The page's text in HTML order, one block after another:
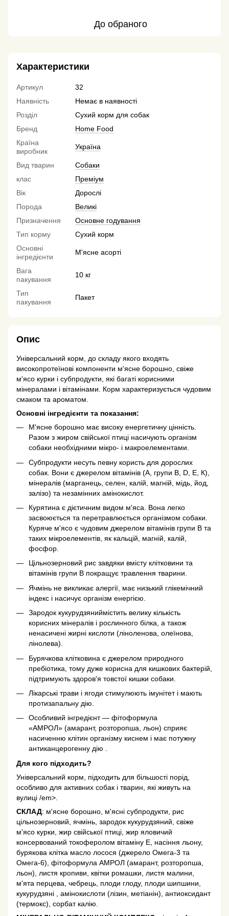
До обраного
Характеристики
Артикул
32
Наявність
Немає в наявності
Розділ
Сухий корм для собак
Бренд
Home Food
Країна
виробник
Україна
Вид тварин
Собаки
клас
Преміум
Вік
Дорослі
Порода
Великі
Призначення
Основне годування
Тип корму
Сухий корм
Основні
інгредієнти
М'ясне асорті
Вага
пакування
10 кг
Тип
пакування
Пакет
Опис
Універсальний корм, до складу якого входять
високопротеїнові компоненти м'ясне борошно, свіже
м'ясо курки і субпродукти, які багаті корисними
мінералами і вітамінами. Корм характеризується чудовим
смаком та ароматом.
Основні інгредієнти та показання:
М'ясне борошно має високу енергетичну цінність.
Разом з жиром свійської птиці насичують організм
собаки необхідними мікро- і макроелементами.
Субпродукти несуть певну користь для дорослих
собак. Вони є джерелом вітамінів (А, групи В, D, Е, К),
мінералів (марганець, селен, калій, магній, мідь, йод,
залізо) та незамінних амінокислот.
Курятина є дієтичним видом м'яса. Вона легко
засвоюється та перетравлюється організмом собаки.
Куряче м'ясо є чудовим джерелом вітамінів групи В та
таких мікроелементів, як кальцій, магній, калій,
фосфор.
Цільнозерновий рис завдяки вмісту клітковини та
вітамінів групи В покращує травлення тварини.
Ячмінь не викликає алергії, має низький глікемічний
індекс і насичує організм енергією.
Зародок кукурудзяниймістить велику кількість
корисних мінералів і рослинного білка, а також
ненасичені жирні кислоти (ліноленова, олеїнова,
лінолева).
Бурячкова клітковина є джерелом природного
пребіотика, тому дуже корисна для кишкових бактерій,
підтримують здоров'я товстої кишки собаки.
Лікарські трави і ягоди стимулюють імунітет і мають
протизапальну дію.
Особливий інгредієнт — фітоформула
«АМРОЛ» (амарант, розторопша, льон) сприяє
насиченню клітин організму киснем і має потужну
антиканцерогенну дію .
Для кого підходить?
Універсальний корм, підходить для більшості порід,
особливо для активних собак і тварин, які живуть на
вулиці /em>.
СКЛАД: м'ясне борошно, м'ясні субпродукти, рис
цільнозерновий, ячмінь, зародок кукурудзяний, свіже
м'ясо курки, жир свійської птиці, жир яловичий
консервований токоферолом вітаміну Е, насіння льону,
бурякова клітка масло лосося (джерело Омега-3 та
Омега-6), фітоформула АМРОЛ (амарант, розторопша,
льон), листя кропиви, квітки ромашки, листя малини,
м'ята перцева, чебрець, плоди глоду, плоди шипшини,
кукурудзяні , амінокислоти (лізин, метіанін), антиоксидант
(термокс), сорбат калію.